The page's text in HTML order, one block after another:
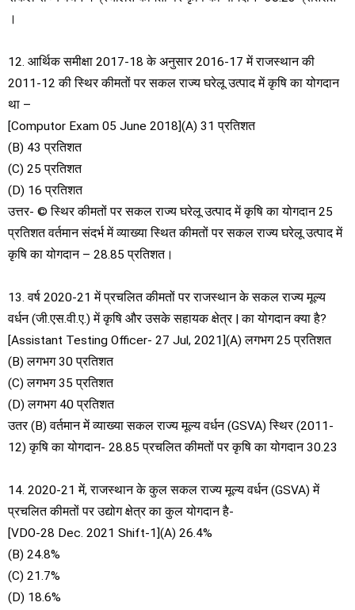
।
12. आर्थिक समीक्षा 2017-18 के अनुसार 2016-17 में राजस्थान की
2011-12 की स्थिर कीमतों पर सकल राज्य घरेलू उत्पाद में कृषि का योगदान
था –
[Computor Exam 05 June 2018](A) 31 प्रतिशत
(B) 43 प्रतिशत
(C) 25 प्रतिशत
(D) 16 प्रतिशत
उत्तर- © स्थिर कीमतों पर सकल राज्य घरेलू उत्पाद में कृषि का योगदान 25
प्रतिशत वर्तमान संदर्भ में व्याख्या स्थित कीमतों पर सकल राज्य घरेलू उत्पाद में
कृषि का योगदान – 28.85 प्रतिशत।
13. वर्ष 2020-21 में प्रचलित कीमतों पर राजस्थान के सकल राज्य मूल्य
वर्धन (जी.एस.वी.ए.) में कृषि और उसके सहायक क्षेत्र | का योगदान क्या है?
[Assistant Testing Officer- 27 Jul, 2021](A) लगभग 25 प्रतिशत
(B) लगभग 30 प्रतिशत
(C) लगभग 35 प्रतिशत
(D) लगभग 40 प्रतिशत
उतर (B) वर्तमान में व्याख्या सकल राज्य मूल्य वर्धन (GSVA) स्थिर (2011-
12) कृषि का योगदान- 28.85 प्रचलित कीमतों पर कृषि का योगदान 30.23
14. 2020-21 में, राजस्थान के कुल सकल राज्य मूल्य वर्धन (GSVA) में
प्रचलित कीमतों पर उद्योग क्षेत्र का कुल योगदान है-
[VDO-28 Dec. 2021 Shift-1](A) 26.4%
(B) 24.8%
(C) 21.7%
(D) 18.6%